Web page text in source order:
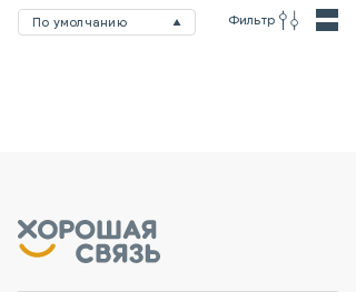
По умолчанию Фильтр